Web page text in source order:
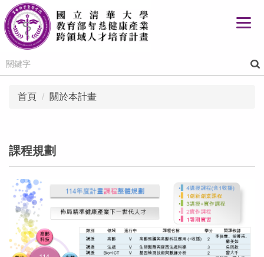
跳
到
主
內
首頁 關於本計畫
課程規劃